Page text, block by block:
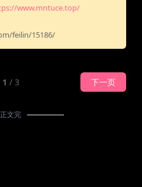
www.mntuce.top/
feilin/15186/
1 / 3 下一页
正文完